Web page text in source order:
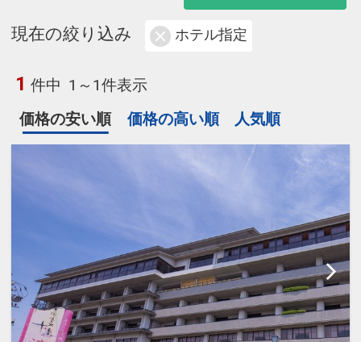
現在の絞り込み ホテル指定
1 件中 1～1件表示
価格の安い順
価格の高い順 人気順